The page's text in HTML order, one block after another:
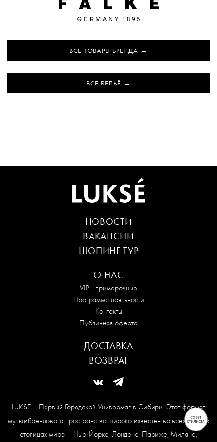
ВСЕ ТОВАРЫ БРЕНДА
ВСЕ БЕЛЬЁ
LUKSE – Первый Городской Универмаг в Сибири. Этот формат
мультибрендового пространства широко известен во всех модных
столицах мира – Нью-Йорке, Лондоне, Париже, Милане,
О НАС
VIP - примерочные
Программа лояльности
Контакты
Публичная оферта
НОВОСТИ
ВАКАНСИИ
ШОПИНГ-ТУР
ДОСТАВКА
ВОЗВРАТ